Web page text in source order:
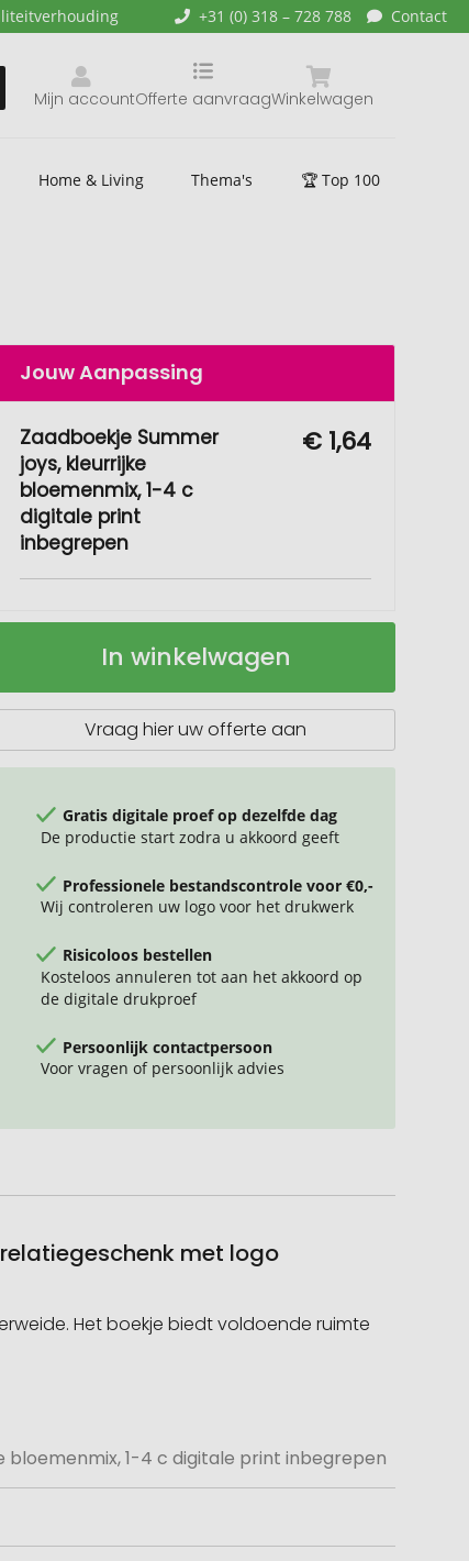
+31 (0) 318 – 728 788 Contact
Mijn account Winkelwagen
Offerte aanvraag
Home & Living Thema's 🏆 Top 100
Jouw Aanpassing
Zaadboekje Summer
joys, kleurrijke
bloemenmix, 1-4 c
digitale print
inbegrepen
€ 1,64
In winkelwagen
Vraag hier uw offerte aan
Gratis digitale proef op dezelfde dag
De productie start zodra u akkoord geeft
Professionele bestandscontrole voor €0,-
Wij controleren uw logo voor het drukwerk
Risicoloos bestellen
Kosteloos annuleren tot aan het akkoord op
de digitale drukproef
Persoonlijk contactpersoon
Voor vragen of persoonlijk advies
met logo
Het boekje biedt voldoende ruimte
bloemenmix, 1-4 c digitale print inbegrepen